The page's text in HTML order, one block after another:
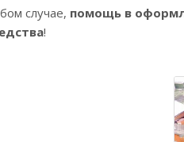
случае, помощь в
!